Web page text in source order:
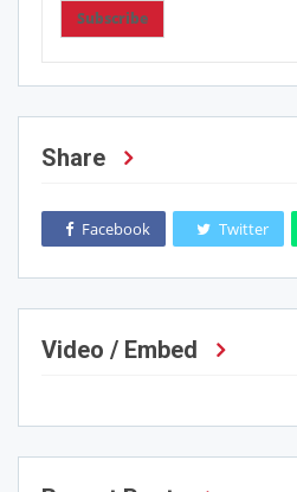
Subscribe
Share
Facebook Twitter
Video / Embed